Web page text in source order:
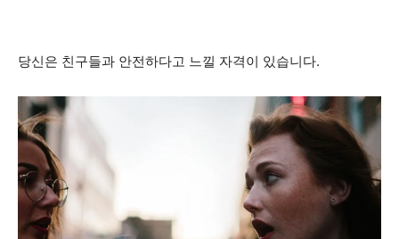
당신은 친구들과 안전하다고 느낄 자격이 있습니다.